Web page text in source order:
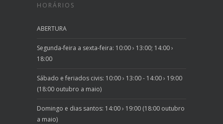
HORÁRIOS
ABERTURA
Segunda-feira a sexta-feira: 10:00 › 13:00; 14:00 ›
18:00
Sábado e feriados civis: 10:00 › 13:00 - 14:00 › 19:00
(18:00 outubro a maio)
Domingo e dias santos: 14:00 › 19:00 (18:00 outubro
a maio)